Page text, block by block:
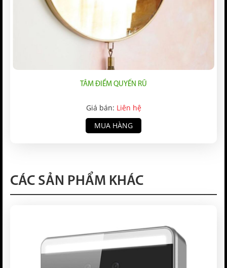
TÂM ĐIỂM QUYẾN RŨ
Giá bán: Liên hệ
MUA HÀNG
CÁC SẢN PHẨM KHÁC